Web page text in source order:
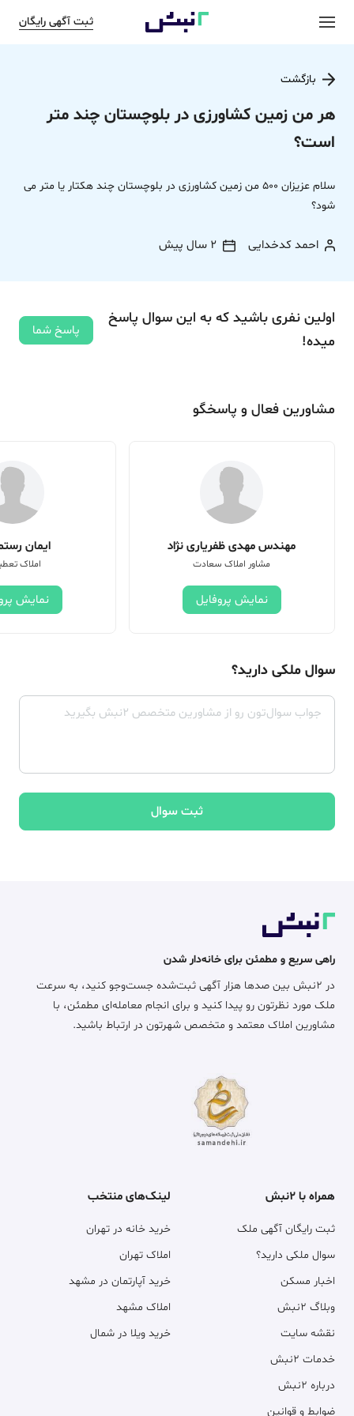
ثبت آگهی رایگان
بازگشت
هر من زمین کشاورزی در بلوچستان چند متر
است؟
سلام عزیزان 500 من زمین کشاورزی در بلوچستان چند هکتار یا متر می
شود؟
احمد کدخدایی 2 سال پیش
اولین نفری باشید که به این سوال پاسخ
میده!
پاسخ شما
مشاورین فعال و پاسخگو
مهندس مهدی ظفریاری نژاد
مشاور املاک سعادت
نمایش پروفایل
ایمان
املاک
نمایش
سوال ملکی دارید؟
ثبت سوال
راهی سریع و مطمئن برای خانه‌دار شدن
در ۲نبش بین صدها هزار آگهی ثبت‌شده جست‌وجو کنید، به سرعت
ملک مورد نظرتون رو پیدا کنید و برای انجام معامله‌ای مطمئن، با
مشاورین املاک معتمد و متخصص شهرتون در ارتباط باشید.
همراه با ۲نبش
ثبت رایگان آگهی ملک
سوال ملکی دارید؟
اخبار مسکن
وبلاگ ۲نبش
نقشه سایت
خدمات ۲نبش
درباره ۲نبش
ضوابط و قوانین
لینک‌های منتخب
خرید خانه در تهران
املاک تهران
خرید آپارتمان در مشهد
املاک مشهد
خرید ویلا در شمال